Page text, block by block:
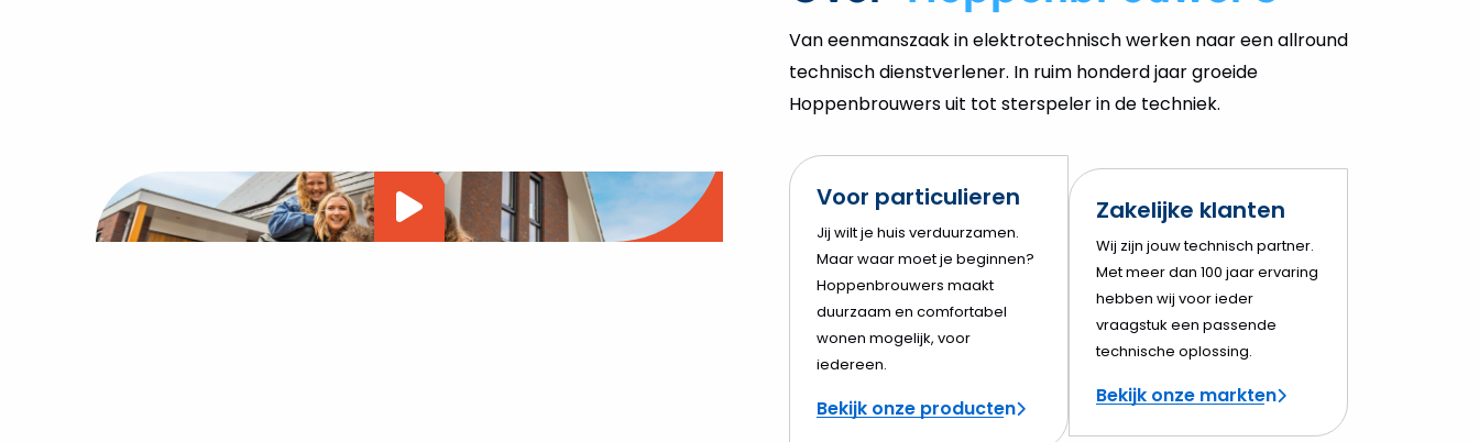
Van eenmanszaak in elektrotechnisch werken naar een allround
technisch dienstverlener. In ruim honderd jaar groeide
Hoppenbrouwers uit tot sterspeler in de techniek.
Voor particulieren
Jij wilt je huis verduurzamen.
Maar waar moet je beginnen?
Hoppenbrouwers maakt
duurzaam en comfortabel
wonen mogelijk, voor
iedereen.
Bekijk onze producten
Zakelijke klanten
Wij zijn jouw technisch partner.
Met meer dan 100 jaar ervaring
hebben wij voor ieder
vraagstuk een passende
technische oplossing.
Bekijk onze markten
Video